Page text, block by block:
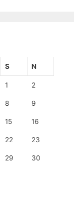
S N
1 2
8 9
15 16
22 23
29 30